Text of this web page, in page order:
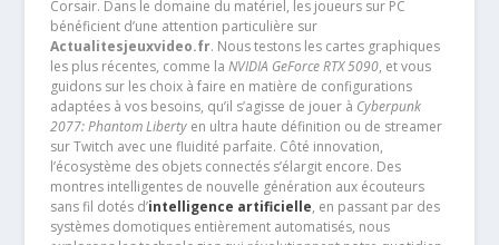
Corsair. Dans le domaine du matériel, les joueurs sur PC
bénéficient d’une attention particulière sur
Actualitesjeuxvideo.fr. Nous testons les cartes graphiques
les plus récentes, comme la NVIDIA GeForce RTX 5090, et vous
guidons sur les choix à faire en matière de configurations
adaptées à vos besoins, qu’il s’agisse de jouer à Cyberpunk
2077: Phantom Libertyen ultra haute définition ou de streamer
sur Twitch avec une fluidité parfaite. Côté innovation,
l’écosystème des objets connectés s’élargit encore. Des
montres intelligentes de nouvelle génération aux écouteurs
sans fil dotés d’intelligence artificielle, en passant par des
systèmes domotiques entièrement automatisés, nous